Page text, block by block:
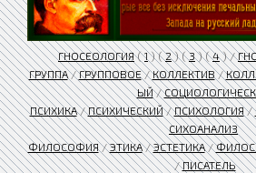
ГНОСЕОЛОГИЯ(1) (2) (3) (4) /
ГРУППА/ГРУППОВОЕ/КОЛЛЕКТИВ/
ЫЙ/
ПСИХИКА/ПСИХИЧЕСКИЙ/ПСИХОЛОГИЯ/
СИХОАНАЛИЗ
ФИЛОСОФИЯ/ЭТИКА/ЭСТЕТИКА/
/ПИСАТЕЛЬ